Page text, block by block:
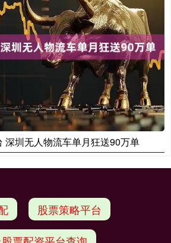
深圳无人物流车单月狂送90万单
股票策略平台